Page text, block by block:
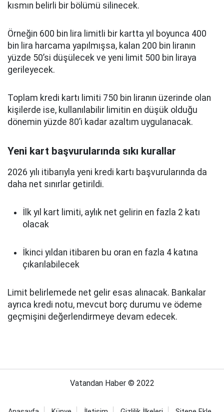
kısmın belirli bir bölümü silinecek.
Örneğin 600 bin lira limitli bir kartta yıl boyunca 400
bin lira harcama yapılmışsa, kalan 200 bin liranın
yüzde 50’si düşülecek ve yeni limit 500 bin liraya
gerileyecek.
Toplam kredi kartı limiti 750 bin liranın üzerinde olan
kişilerde ise, kullanılabilir limitin en düşük olduğu
dönemin yüzde 80’i kadar azaltım uygulanacak.
Yeni kart başvurularında sıkı kurallar
2026 yılı itibarıyla yeni kredi kartı başvurularında da
daha net sınırlar getirildi.
İlk yıl kart limiti, aylık net gelirin en fazla 2 katı
olacak
İkinci yıldan itibaren bu oran en fazla 4 katına
çıkarılabilecek
Limit belirlemede net gelir esas alınacak. Bankalar
ayrıca kredi notu, mevcut borç durumu ve ödeme
geçmişini değerlendirmeye devam edecek.
Vatandan Haber © 2022